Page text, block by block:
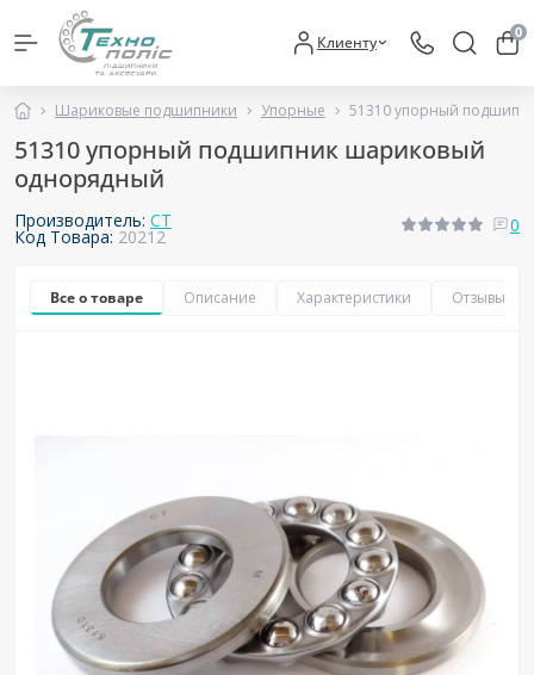
Клиенту 0
Шариковые подшипники Упорные 51310 упорный
51310 упорный подшипник шариковый
однорядный
Производитель: CT
Код Товара: 20212
0
Все о товаре Описание Характеристики Отзывы